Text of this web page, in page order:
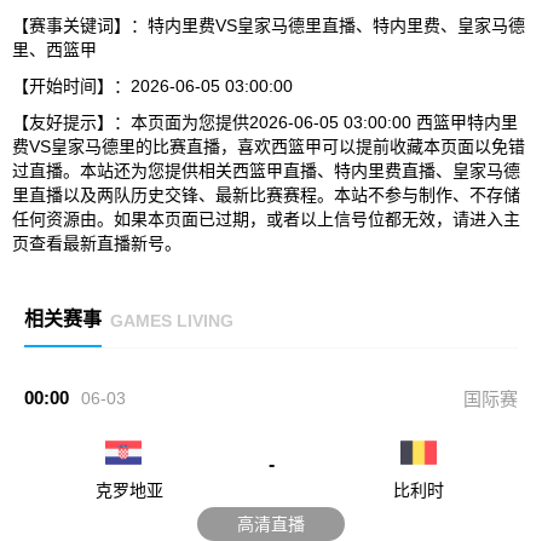
【赛事关键词】：特内里费VS皇家马德里直播、特内里费、皇家马德
里、西篮甲
【开始时间】：2026-06-05 03:00:00
【友好提示】：本页面为您提供2026-06-05 03:00:00 西篮甲特内里
费VS皇家马德里的比赛直播，喜欢西篮甲可以提前收藏本页面以免错
过直播。本站还为您提供相关西篮甲直播、特内里费直播、皇家马德
里直播以及两队历史交锋、最新比赛赛程。本站不参与制作、不存储
任何资源由。如果本页面已过期，或者以上信号位都无效，请进入主
页查看最新直播新号。
相关赛事 GAMES LIVING
00:00 06-03 国际赛
克罗地亚
-
比利时
高清直播